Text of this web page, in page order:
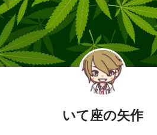
いて座の矢作